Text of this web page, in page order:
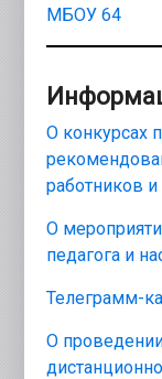
МБОУ 64
О конкурсах
работников
О
педагога и
Телеграмм-
О